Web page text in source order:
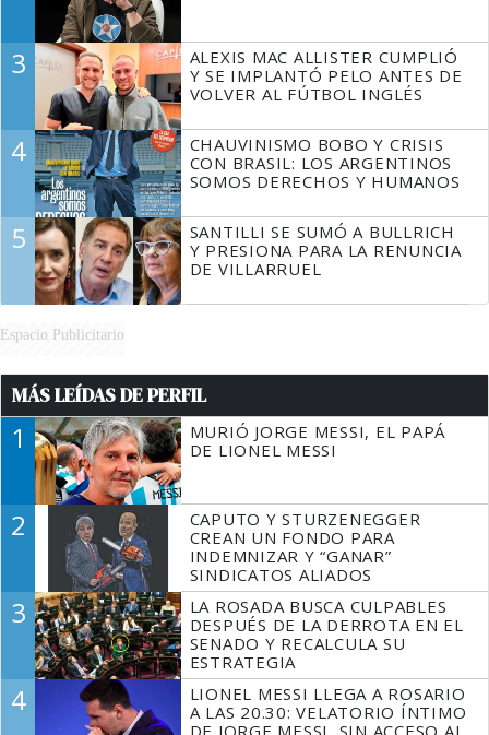
3
ALEXIS MAC ALLISTER CUMPLIÓ
Y SE IMPLANTÓ PELO ANTES DE
VOLVER AL FÚTBOL INGLÉS
4
CHAUVINISMO BOBO Y CRISIS
CON BRASIL: LOS ARGENTINOS
SOMOS DERECHOS Y HUMANOS
5
SANTILLI SE SUMÓ A BULLRICH
Y PRESIONA PARA LA RENUNCIA
DE VILLARRUEL
Espacio Publicitario
MÁS LEÍDAS DE PERFIL
1
MURIÓ JORGE MESSI, EL PAPÁ
DE LIONEL MESSI
2
CAPUTO Y STURZENEGGER
CREAN UN FONDO PARA
INDEMNIZAR Y “GANAR”
SINDICATOS ALIADOS
3
LA ROSADA BUSCA CULPABLES
DESPUÉS DE LA DERROTA EN EL
SENADO Y RECALCULA SU
ESTRATEGIA
4
LIONEL MESSI LLEGA A ROSARIO
A LAS 20.30: VELATORIO ÍNTIMO
DE JORGE MESSI, SIN ACCESO AL